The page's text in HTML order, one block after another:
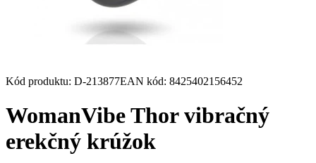
Kód produktu: D-213877EAN kód: 8425402156452
WomanVibe Thor vibračný
erekčný krúžok